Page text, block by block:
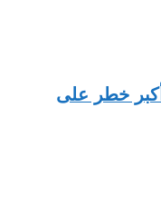
خطر على